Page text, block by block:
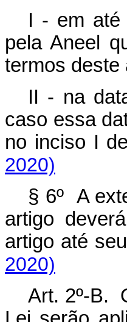
I - em até
pela Aneel
termos
II - na
caso essa
no inciso I
2020)
§ 6º A
artigo
artigo até
2020)
Art. 2º-B.